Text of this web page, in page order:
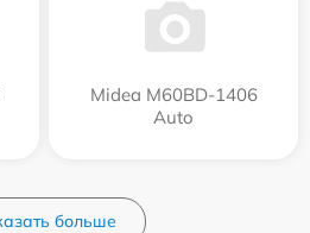
Midea M60BD-1406
Auto
больше